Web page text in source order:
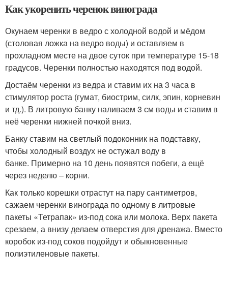
Как укоренить черенок винограда
Окунаем черенки в ведро с холодной водой и мёдом
(столовая ложка на ведро воды) и оставляем в
прохладном месте на двое суток при температуре 15-18
градусов. Черенки полностью находятся под водой.
Достаём черенки из ведра и ставим их на 3 часа в
стимулятор роста (гумат, биострим, силк, эпин, корневин
и тд.). В литровую банку наливаем 3 см воды и ставим в
неё черенки нижней почкой вниз.
Банку ставим на светлый подоконник на подставку,
чтобы холодный воздух не остужал воду в
банке. Примерно на 10 день появятся побеги, а ещё
через неделю – корни.
Как только корешки отрастут на пару сантиметров,
сажаем черенки винограда по одному в литровые
пакеты «Тетрапак» из-под сока или молока. Верх пакета
срезаем, а внизу делаем отверстия для дренажа. Вместо
коробок из-под соков подойдут и обыкновенные
полиэтиленовые пакеты.